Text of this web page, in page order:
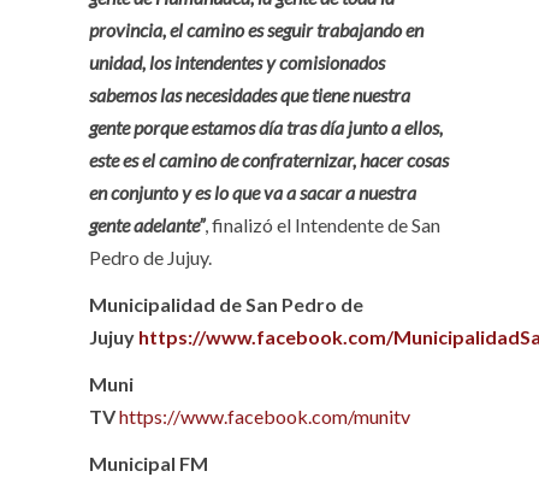
provincia, el camino es seguir trabajando en
unidad, los intendentes y comisionados
sabemos las necesidades que tiene nuestra
gente porque estamos día tras día junto a ellos,
este es el camino de confraternizar, hacer cosas
en conjunto y es lo que va a sacar a nuestra
gente adelante”, finalizó el Intendente de San
Pedro de Jujuy.
Municipalidad de San Pedro de
Jujuy https://www.facebook.com/
Muni
TVhttps://www.facebook.com/munitv
Municipal FM